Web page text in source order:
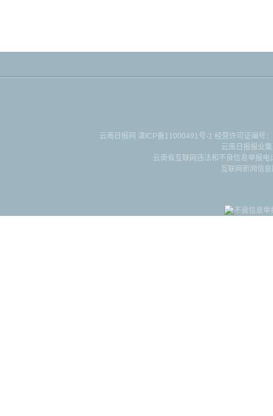
云南日报网 滇ICP备11000491号-1 经营许可证编号
云南日报报业
云南省互联网违法和不良信息举报
互联网新闻信